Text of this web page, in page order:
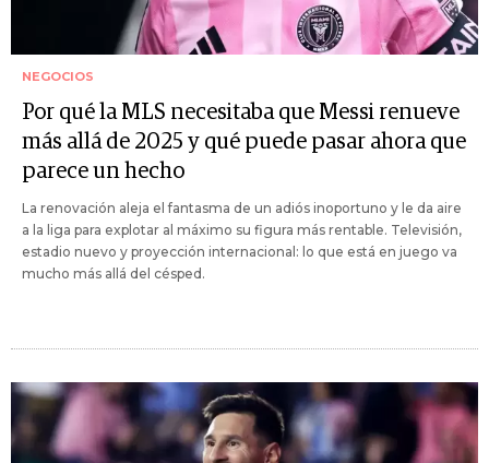
NEGOCIOS
Por qué la MLS necesitaba que Messi renueve
más allá de 2025 y qué puede pasar ahora que
parece un hecho
La renovación aleja el fantasma de un adiós inoportuno y le da aire
a la liga para explotar al máximo su figura más rentable. Televisión,
estadio nuevo y proyección internacional: lo que está en juego va
mucho más allá del césped.